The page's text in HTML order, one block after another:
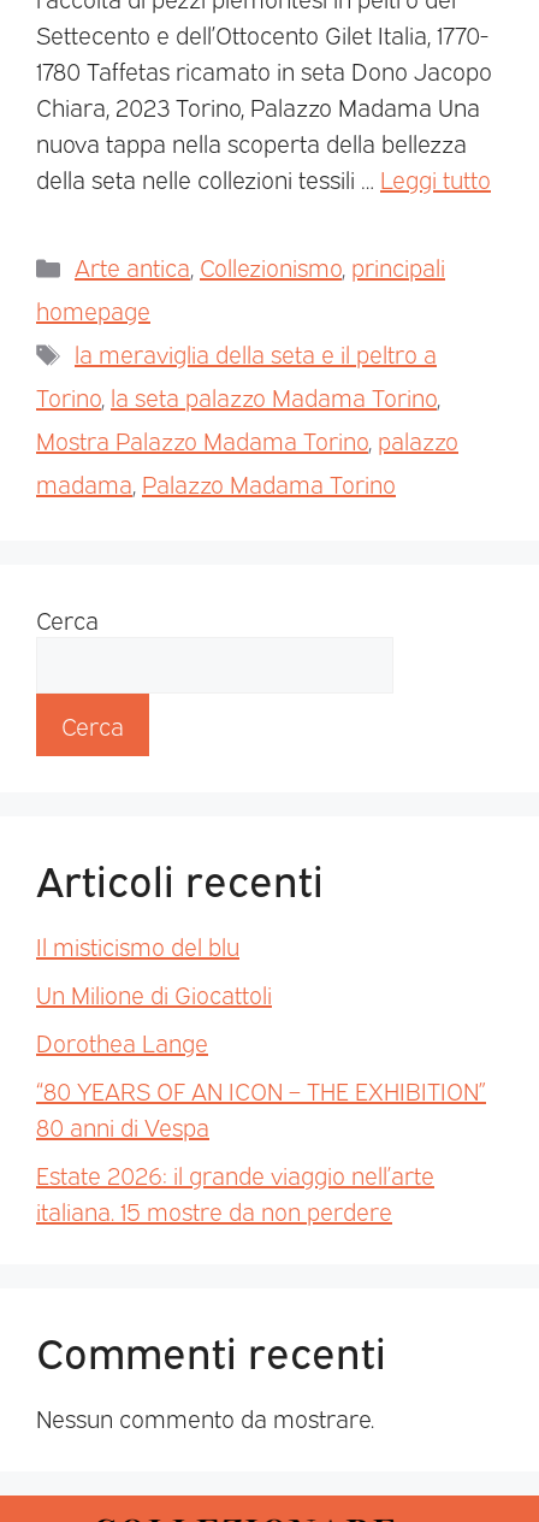
Settecento e dell’Ottocento Gilet Italia, 1770-
1780 Taffetas ricamato in seta Dono Jacopo
Chiara, 2023 Torino, Palazzo Madama Una
nuova tappa nella scoperta della bellezza
della seta nelle collezioni tessili … Leggi tutto
Arte antica, Collezionismo, principali
homepage
la meraviglia della seta e il peltro a
Torino, la seta palazzo Madama Torino,
Mostra Palazzo Madama Torino, palazzo
madama, Palazzo Madama Torino
Cerca
Cerca
Articoli recenti
Il misticismo del blu
Un Milione di Giocattoli
Dorothea Lange
“80 YEARS OF AN ICON – THE EXHIBITION”
80 anni di Vespa
Estate 2026: il grande viaggio nell’arte
italiana. 15 mostre da non perdere
Commenti recenti
Nessun commento da mostrare.